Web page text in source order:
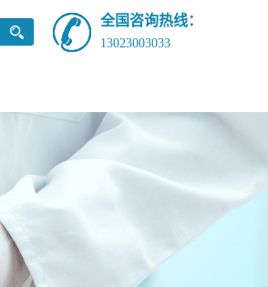
全国咨询热线：
13023003033